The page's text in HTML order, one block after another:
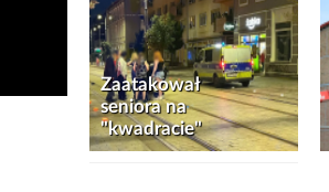
Zaatakował
seniora na
"kwadracie"